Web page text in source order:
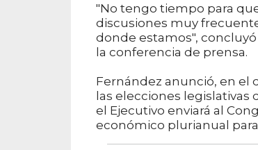
"No tengo tiempo para
discusiones muy
donde estamos",
la conferencia de prensa.
Fernández anunció, en el
las elecciones
el Ejecutivo enviará al
económico plurianual